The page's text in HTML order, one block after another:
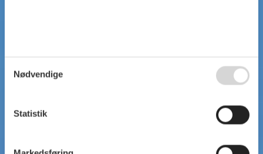
Nødvendige
Statistik